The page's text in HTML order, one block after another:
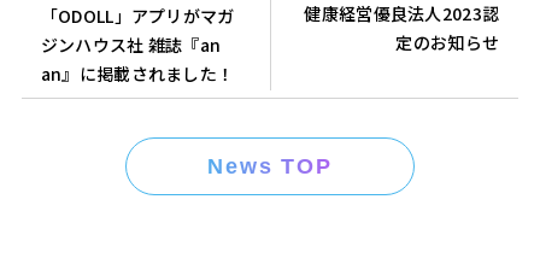
「ODOLL」アプリがマガ
ジンハウス社 雑誌『an
an』に掲載されました！
健康経営優良法人2023認
定のお知らせ
News TOP